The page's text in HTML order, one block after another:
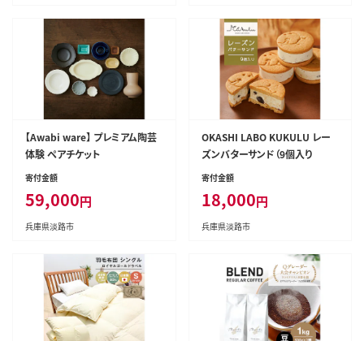
【Awabi ware】 プレミアム陶芸
体験 ペアチケット
寄付金額
59,000円
兵庫県淡路市
OKASHI LABO KUKULU レー
ズンバターサンド（9個入り
寄付金額
18,000円
兵庫県淡路市